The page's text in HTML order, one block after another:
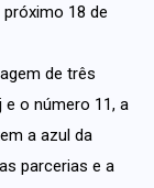
18 de
de três
o número 11, a
a azul da
parcerias e a